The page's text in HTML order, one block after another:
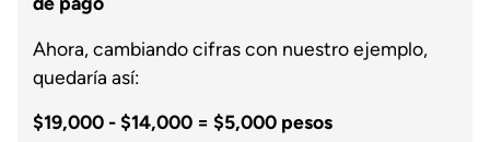
Ahora, cambiando cifras con nuestro ejemplo,
quedaría así:
$19,000 - $14,000 = $5,000 pesos